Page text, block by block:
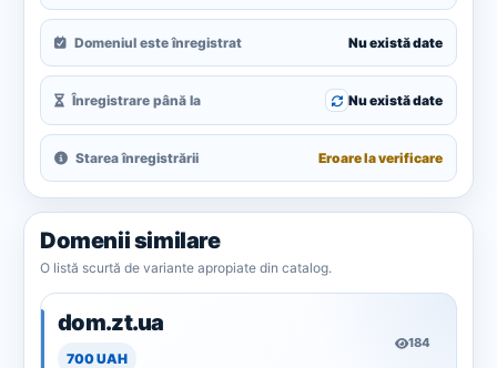
Domeniul este înregistrat Nu există date
Înregistrare până la Nu există date
Starea înregistrării Eroare la verificare
Domenii similare
O listă scurtă de variante apropiate din catalog.
dom.zt.ua
700 UAH
184